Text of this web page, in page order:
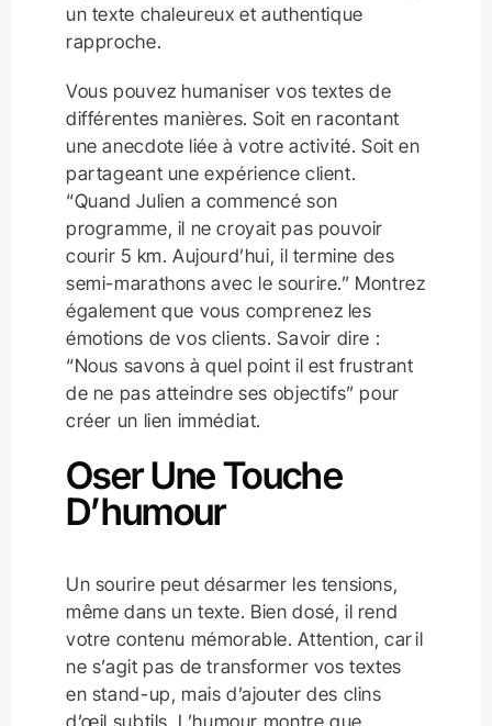
un texte chaleureux et authentique
rapproche.
Vous pouvez humaniser vos textes de
différentes manières. Soit en racontant
une anecdote liée à votre activité. Soit en
partageant une expérience client.
“Quand Julien a commencé son
programme, il ne croyait pas pouvoir
courir 5 km. Aujourd’hui, il termine des
semi-marathons avec le sourire.” Montrez
également que vous comprenez les
émotions de vos clients. Savoir dire :
“Nous savons à quel point il est frustrant
de ne pas atteindre ses objectifs” pour
créer un lien immédiat.
Oser Une Touche
D’humour
Un sourire peut désarmer les tensions,
même dans un texte. Bien dosé, il rend
votre contenu mémorable. Attention, car il
ne s’agit pas de transformer vos textes
en stand-up, mais d’ajouter des clins
d’œil subtils. L’humour montre que